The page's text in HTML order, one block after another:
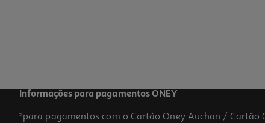
Informações para pagamentos ONEY
*para pagamentos com o Cartão Oney Auchan / Cartão